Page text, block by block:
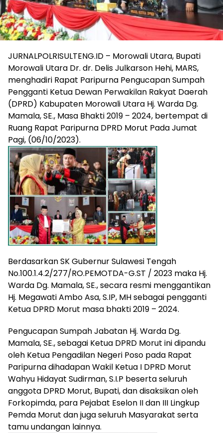
JURNALPOLRISULTENG.ID – Morowali Utara, Bupati
Morowali Utara Dr. dr. Delis Julkarson Hehi, MARS,
menghadiri Rapat Paripurna Pengucapan Sumpah
Pengganti Ketua Dewan Perwakilan Rakyat Daerah
(DPRD) Kabupaten Morowali Utara Hj. Warda Dg.
Mamala, SE., Masa Bhakti 2019 – 2024, bertempat di
Ruang Rapat Paripurna DPRD Morut Pada Jumat
Pagi, (06/10/2023).
Berdasarkan SK Gubernur Sulawesi Tengah
No.100.1.4.2/277/RO.PEMOTDA-G.ST / 2023 maka Hj.
Warda Dg. Mamala, SE., secara resmi menggantikan
Hj. Megawati Ambo Asa, S.IP, MH sebagai pengganti
Ketua DPRD Morut masa bhakti 2019 – 2024.
Pengucapan Sumpah Jabatan Hj. Warda Dg.
Mamala, SE., sebagai Ketua DPRD Morut ini dipandu
oleh Ketua Pengadilan Negeri Poso pada Rapat
Paripurna dihadapan Wakil Ketua I DPRD Morut
Wahyu Hidayat Sudirman, S.I.P beserta seluruh
anggota DPRD Morut, Bupati, dan disaksikan oleh
Forkopimda, para Pejabat Eselon II dan III Lingkup
Pemda Morut dan juga seluruh Masyarakat serta
tamu undangan lainnya.